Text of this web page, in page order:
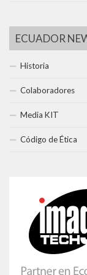
ECUADOR
Historia
Colaboradores
Media KIT
Código de Ética